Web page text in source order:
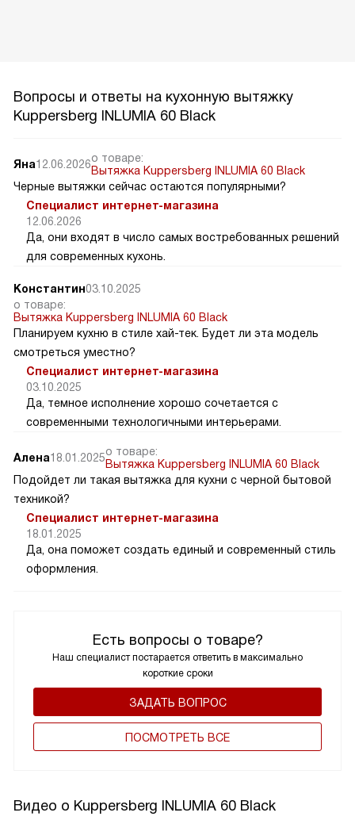
Вопросы и ответы на кухонную вытяжку
Kuppersberg INLUMIA 60 Black
Есть вопросы о товаре?
Наш специалист постарается ответить в максимально
короткие сроки
ЗАДАТЬ ВОПРОС
ПОCМОТРЕТЬ ВСЕ
Яна12.06.2026о товаре:
Вытяжка Kuppersberg INLUMIA 60 Black
Черные вытяжки сейчас остаются популярными?
Специалист интернет-магазина
12.06.2026
Да, они входят в число самых востребованных решений
для современных кухонь.
Константин03.10.2025
о товаре:
Вытяжка Kuppersberg INLUMIA 60 Black
Планируем кухню в стиле хай-тек. Будет ли эта модель
смотреться уместно?
Специалист интернет-магазина
03.10.2025
Да, темное исполнение хорошо сочетается с
современными технологичными интерьерами.
Алена18.01.2025о товаре:
Вытяжка Kuppersberg INLUMIA 60 Black
Подойдет ли такая вытяжка для кухни с черной бытовой
техникой?
Специалист интернет-магазина
18.01.2025
Да, она поможет создать единый и современный стиль
оформления.
Видео о Kuppersberg INLUMIA 60 Black